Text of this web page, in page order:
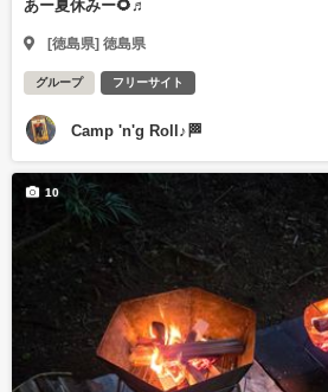
あー夏休みー🌻♬
[徳島県] 徳島県
グループ フリーサイト
Camp 'n'g Roll♪🏁
10